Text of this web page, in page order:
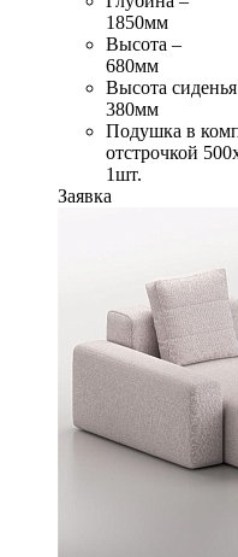
1850мм
Высота –
680мм
Высота
380мм
Подушка в
отстрочкой
1шт.
Заявка